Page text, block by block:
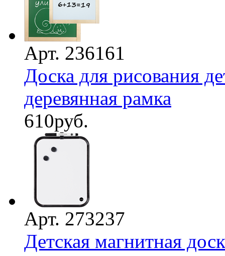
Арт. 236161
Доска для рисования
деревянная рамка
610руб.
Арт. 273237
Детская магнитная